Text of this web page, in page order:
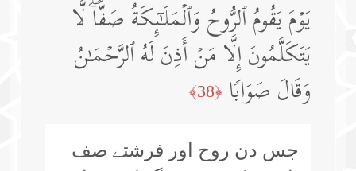
یَوۡمَ یَقُومُ ٱلرُّوحُ وَٱلۡمَلَـٰۤىِٕكَةُ صَفࣰّاۖ لَّا
یَتَكَلَّمُونَ إِلَّا مَنۡ أَذِنَ لَهُ ٱلرَّحۡمَـٰنُ
وَقَالَ صَوَابࣰا ﴿38﴾
جس دن روح اور فرشتے صف